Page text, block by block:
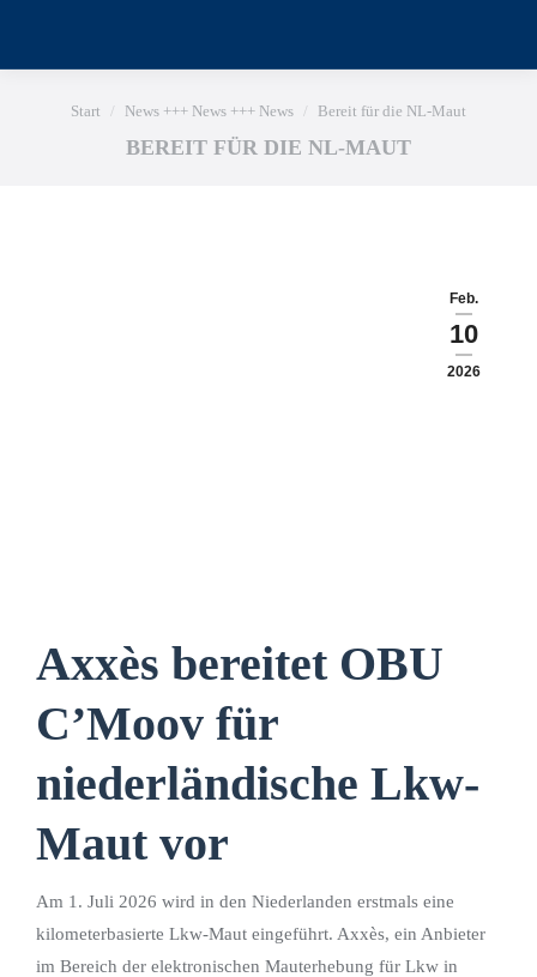
Sie befinden sich hier:
Start News +++ News +++ News Bereit für die NL-Maut
BEREIT FÜR DIE NL-MAUT
Feb.
10
2026
Axxès bereitet OBU
C’Moov für
niederländische Lkw-
Maut vor
Am 1. Juli 2026 wird in den Niederlanden erstmals eine
kilometerbasierte Lkw-Maut eingeführt. Axxès, ein Anbieter
im Bereich der elektronischen Mauterhebung für Lkw in